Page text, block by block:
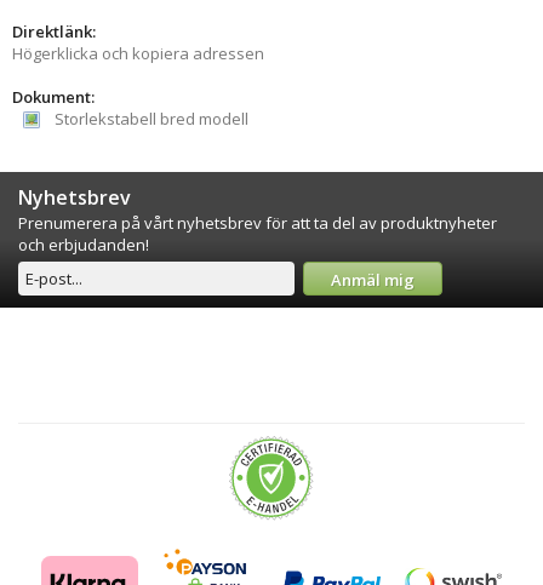
Direktlänk:
Högerklicka och kopiera adressen
Dokument:
Storlekstabell bred modell
Nyhetsbrev
Prenumerera på vårt nyhetsbrev för att ta del av produktnyheter
och erbjudanden!
Anmäl mig